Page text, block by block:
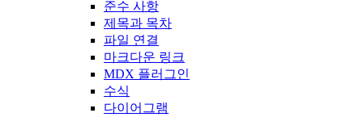
준수 사항
제목과 목차
파일 연결
마크다운 링크
MDX 플러그인
수식
다이어그램